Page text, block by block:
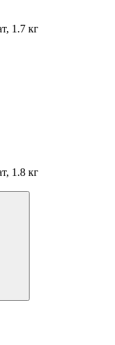
1.7 кг
1.8 кг